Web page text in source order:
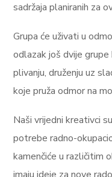
sadržaja planiranih za
Grupa će uživati u
odlazak još dvije grupe
plivanju, druženju uz
koje pruža odmor na
Naši vrijedni kreativci
potrebe radno-
kamenčiće u različitim